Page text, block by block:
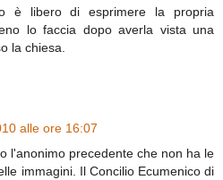
è libero di esprimere la propria
lo faccia dopo averla vista una
la chiesa.
alle ore 16:07
l'anonimo precedente che non ha le
immagini. Il Concilio Ecumenico di